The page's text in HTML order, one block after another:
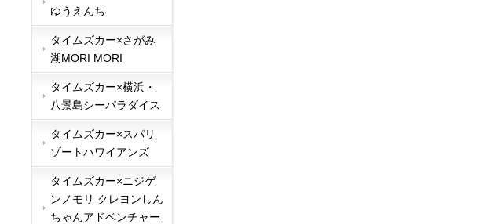
ゆうえんち
タイムズカー×さがみ
湖MORI MORI
タイムズカー×横浜・
八景島シーパラダイス
タイムズカー×スパリ
ゾートハワイアンズ
タイムズカー×ニジゲ
ンノモリ クレヨンしん
ちゃんアドベンチャー